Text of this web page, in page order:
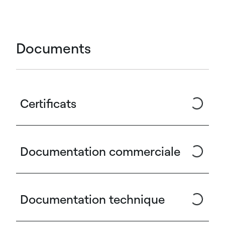
Documents
Certificats
Documentation commerciale
Documentation technique